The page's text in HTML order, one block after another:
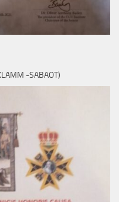
-SABAOT)